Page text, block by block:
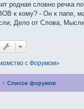
родная словно речка
к кому? - Он к папе,
Дело от Слова,
с Форумом»
Список форумов